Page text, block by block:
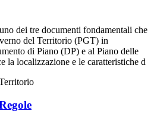
dei tre documenti fondamentali che
del Territorio (PGT) in
di Piano (DP) e al Piano delle
la localizzazione e le caratteristiche d